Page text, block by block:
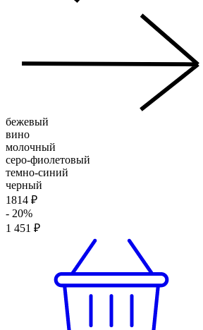
бежевый
вино
молочный
серо-фиолетовый
темно-синий
черный
1814 ₽
- 20%
1 451 ₽